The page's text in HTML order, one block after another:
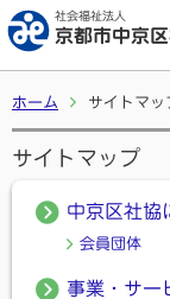
社会福祉法人
京都市中京
ホーム サイトマッ
サイトマップ
中京区社協
会員団体
事業・サー